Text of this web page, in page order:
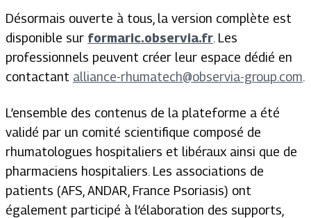
Désormais ouverte à tous, la version complète est
disponible sur formaric.observia.fr. Les
professionnels peuvent créer leur espace dédié en
contactant alliance-rhumatech@observia-group.com.
L’ensemble des contenus de la plateforme a été
validé par un comité scientifique composé de
rhumatologues hospitaliers et libéraux ainsi que de
pharmaciens hospitaliers. Les associations de
patients (AFS, ANDAR, France Psoriasis) ont
également participé à l’élaboration des supports,